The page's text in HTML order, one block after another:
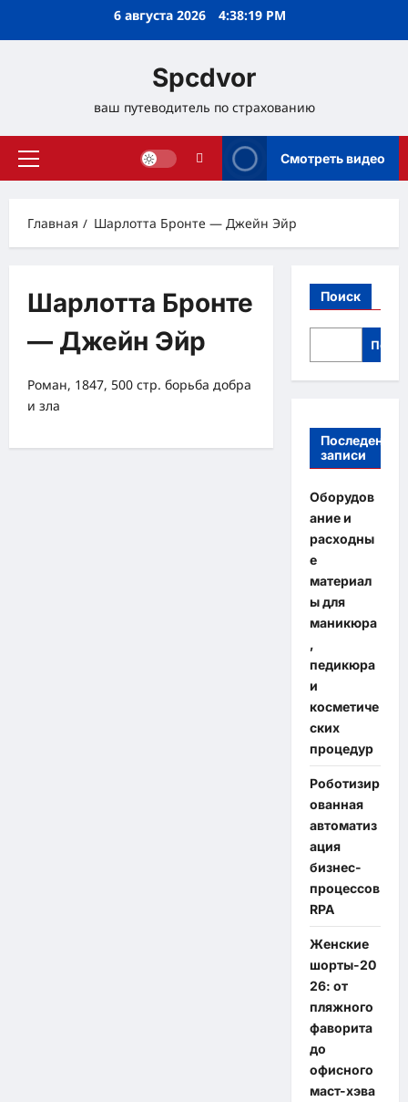
6 августа 2026 4:38:19 PM
Spcdvor
ваш путеводитель по страхованию
Основное
Смотреть видео
Главная Шарлотта Бронте — Джейн Эйр
Шарлотта Бронте
— Джейн Эйр
Роман, 1847, 500 стр. борьба добра
и зла
Поиск
Поиск
Последение
записи
Оборудов
ание и
расходны
е
материал
ы для
маникюра
,
педикюра
и
косметиче
ских
процедур
Роботизир
ованная
автоматиз
ация
бизнес-
процессов
RPA
Женские
шорты-20
26: от
пляжного
фаворита
до
офисного
маст-хэва